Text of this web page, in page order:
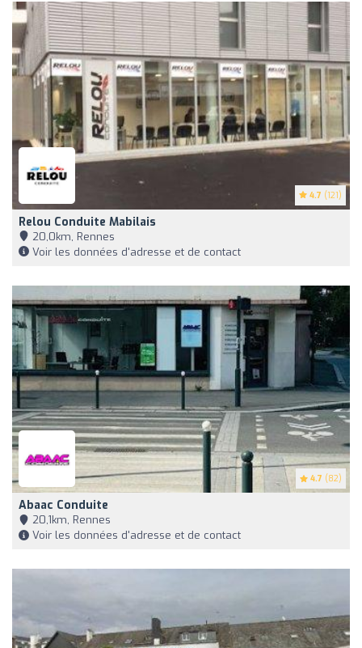
4.7 (121)
Relou Conduite Mabilais
20,0km, Rennes
Voir les données d'adresse et de contact
4.7 (82)
Abaac Conduite
20,1km, Rennes
Voir les données d'adresse et de contact